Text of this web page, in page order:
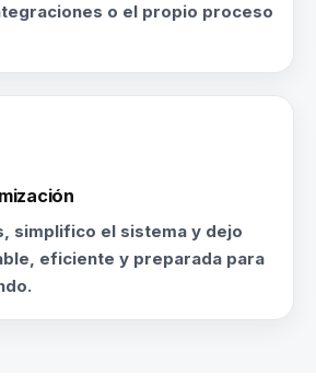
o el propio proceso
simplifico el sistema y dejo
eficiente y preparada para